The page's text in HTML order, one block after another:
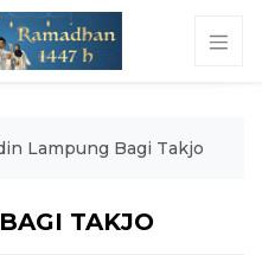
Lampung Bagi Takjo
TAKJO